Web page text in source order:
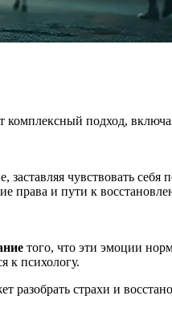
комплексный подход,
чувствовать
права и пути к
того, что эти эмоции
к психологу.
страхи и